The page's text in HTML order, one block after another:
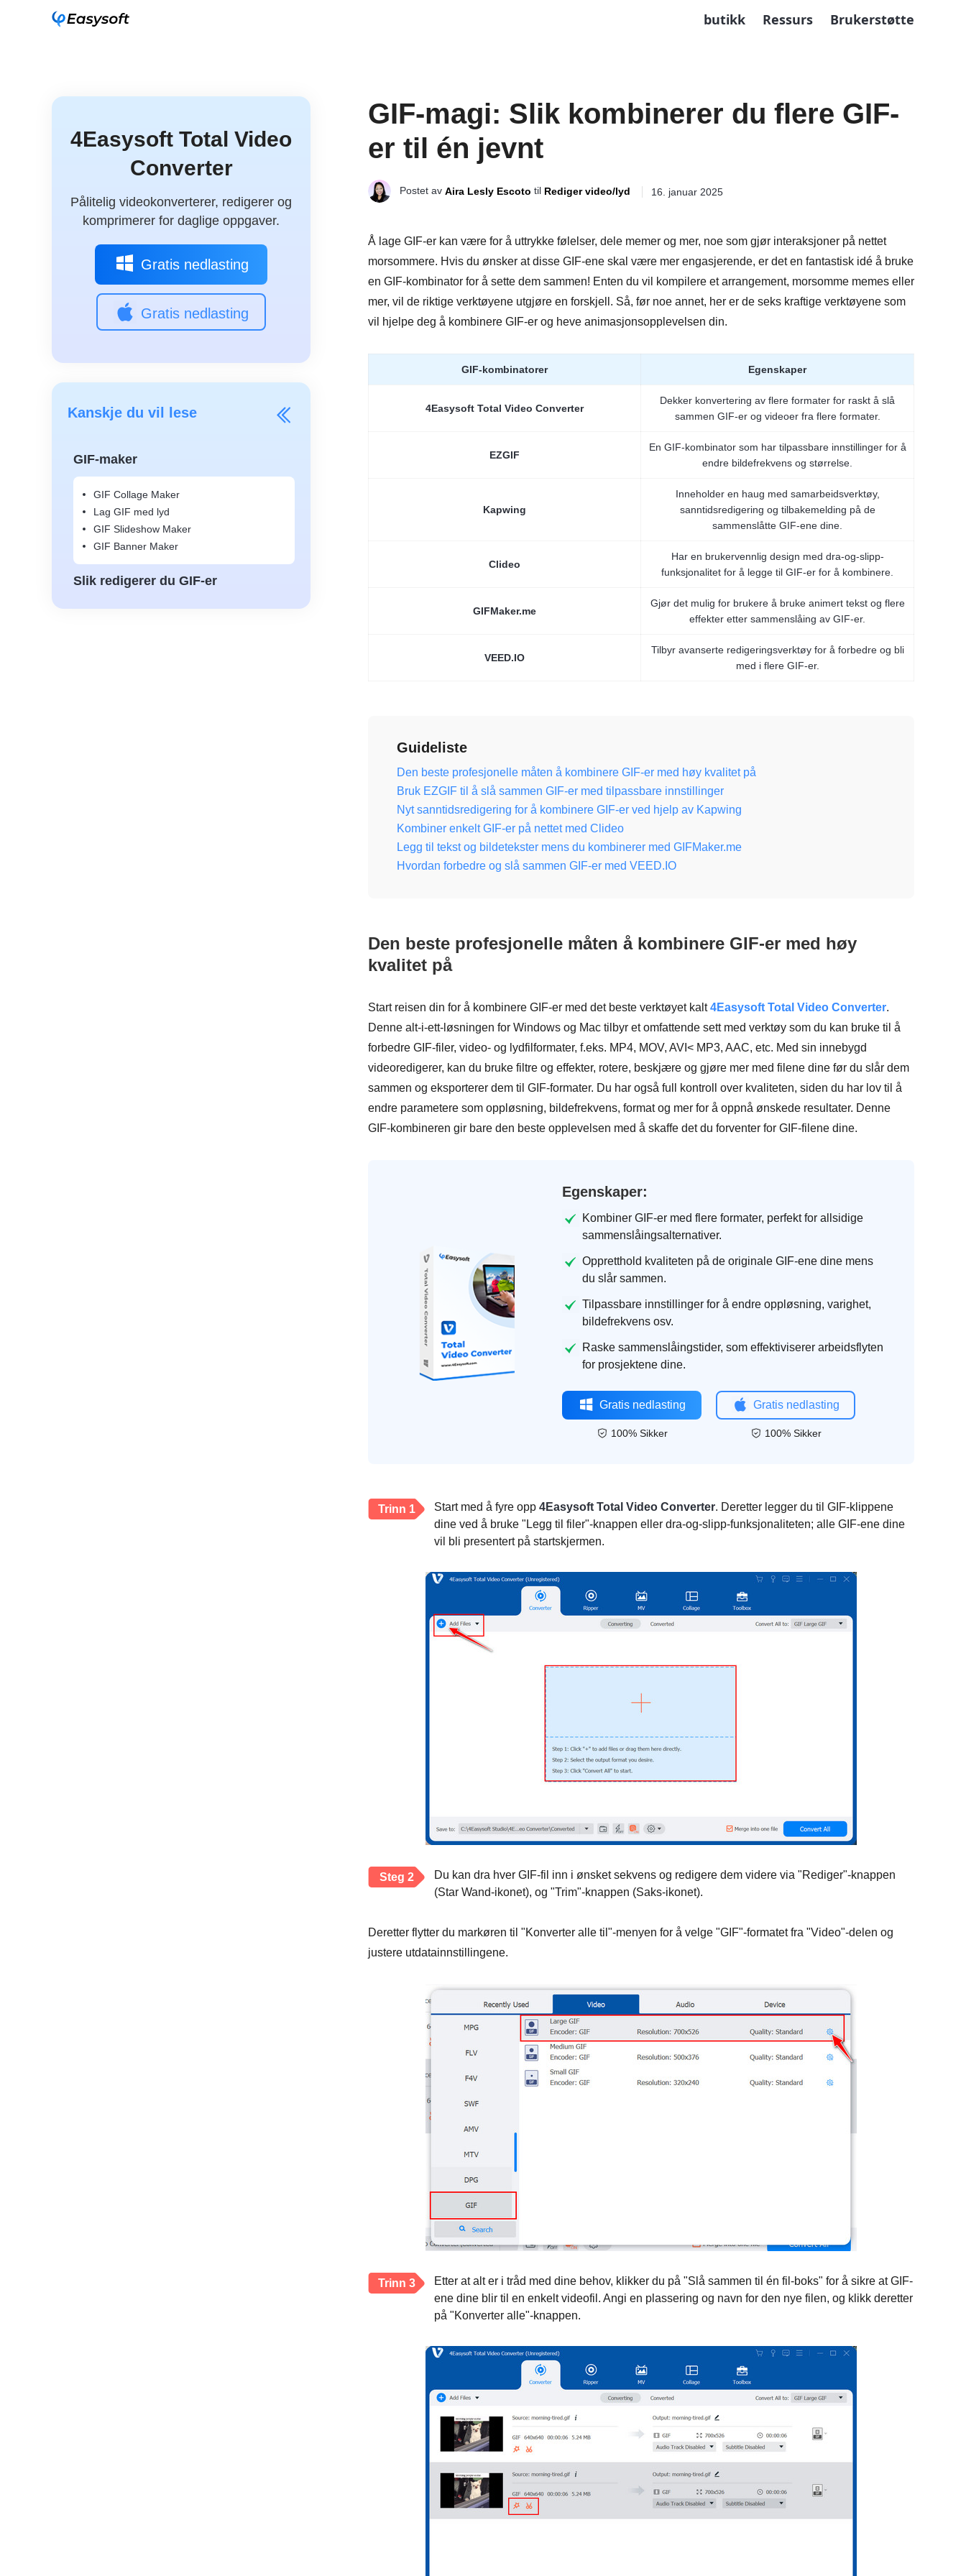
butikk Ressurs Brukerstøtte
4Easysoft Total Video
Converter
Pålitelig videokonverterer, redigerer og
komprimerer for daglige oppgaver.
Gratis nedlasting
Gratis nedlasting
Kanskje du vil lese
GIF-maker
GIF Collage Maker
Lag GIF med lyd
GIF Slideshow Maker
GIF Banner Maker
Slik redigerer du GIF-er
GIF-magi: Slik kombinerer du flere GIF-
er til én jevnt
Postet av Aira Lesly Escoto til Rediger video/lyd 16. januar 2025
Å lage GIF-er kan være for å uttrykke følelser, dele memer og mer, noe som gjør interaksjoner på nettet
morsommere. Hvis du ønsker at disse GIF-ene skal være mer engasjerende, er det en fantastisk idé å bruke
en GIF-kombinator for å sette dem sammen! Enten du vil kompilere et arrangement, morsomme memes eller
mer, vil de riktige verktøyene utgjøre en forskjell. Så, før noe annet, her er de seks kraftige verktøyene som
vil hjelpe deg å kombinere GIF-er og heve animasjonsopplevelsen din.
GIF-kombinatorer Egenskaper
4Easysoft Total Video Converter
Dekker konvertering av flere formater for raskt å slå
sammen GIF-er og videoer fra flere formater.
EZGIF
En GIF-kombinator som har tilpassbare innstillinger for å
endre bildefrekvens og størrelse.
Kapwing
Inneholder en haug med samarbeidsverktøy,
sanntidsredigering og tilbakemelding på de
sammenslåtte GIF-ene dine.
Clideo
Har en brukervennlig design med dra-og-slipp-
funksjonalitet for å legge til GIF-er for å kombinere.
GIFMaker.me
Gjør det mulig for brukere å bruke animert tekst og flere
effekter etter sammenslåing av GIF-er.
VEED.IO
Tilbyr avanserte redigeringsverktøy for å forbedre og bli
med i flere GIF-er.
Guideliste
Den beste profesjonelle måten å kombinere GIF-er med høy kvalitet på
Bruk EZGIF til å slå sammen GIF-er med tilpassbare innstillinger
Nyt sanntidsredigering for å kombinere GIF-er ved hjelp av Kapwing
Kombiner enkelt GIF-er på nettet med Clideo
Legg til tekst og bildetekster mens du kombinerer med GIFMaker.me
Hvordan forbedre og slå sammen GIF-er med VEED.IO
Den beste profesjonelle måten å kombinere GIF-er med høy
kvalitet på
Start reisen din for å kombinere GIF-er med det beste verktøyet kalt4Easysoft Total Video Converter.
Denne alt-i-ett-løsningen for Windows og Mac tilbyr et omfattende sett med verktøy som du kan bruke til å
forbedre GIF-filer, video- og lydfilformater, f.eks. MP4, MOV, AVI< MP3, AAC, etc. Med sin innebygd
videoredigerer, kan du bruke filtre og effekter, rotere, beskjære og gjøre mer med filene dine før du slår dem
sammen og eksporterer dem til GIF-formater. Du har også full kontroll over kvaliteten, siden du har lov til å
endre parametere som oppløsning, bildefrekvens, format og mer for å oppnå ønskede resultater. Denne
GIF-kombineren gir bare den beste opplevelsen med å skaffe det du forventer for GIF-filene dine.
Egenskaper:
Kombiner GIF-er med flere formater, perfekt for allsidige
sammenslåingsalternativer.
Oppretthold kvaliteten på de originale GIF-ene dine mens
du slår sammen.
Tilpassbare innstillinger for å endre oppløsning, varighet,
bildefrekvens osv.
Raske sammenslåingstider, som effektiviserer arbeidsflyten
for prosjektene dine.
Gratis nedlasting
100% Sikker
Gratis nedlasting
100% Sikker
Trinn 1 Start med å fyre opp 4Easysoft Total Video Converter. Deretter legger du til GIF-klippene
dine ved å bruke "Legg til filer"-knappen eller dra-og-slipp-funksjonaliteten; alle GIF-ene dine
vil bli presentert på startskjermen.
Steg 2
Du kan dra hver GIF-fil inn i ønsket sekvens og redigere dem videre via "Rediger"-knappen
(Star Wand-ikonet), og "Trim"-knappen (Saks-ikonet).
Deretter flytter du markøren til "Konverter alle til"-menyen for å velge "GIF"-formatet fra "Video"-delen og
justere utdatainnstillingene.
Trinn 3
Etter at alt er i tråd med dine behov, klikker du på "Slå sammen til én fil-boks" for å sikre at GIF-
ene dine blir til en enkelt videofil. Angi en plassering og navn for den nye filen, og klikk deretter
på "Konverter alle"-knappen.